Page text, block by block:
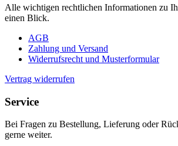
Alle wichtigen rechtlichen Informationen zu
einen Blick.
AGB
Zahlung und Versand
Widerrufsrecht und Musterformular
Vertrag widerrufen
Service
Bei Fragen zu Bestellung, Lieferung oder
gerne weiter.